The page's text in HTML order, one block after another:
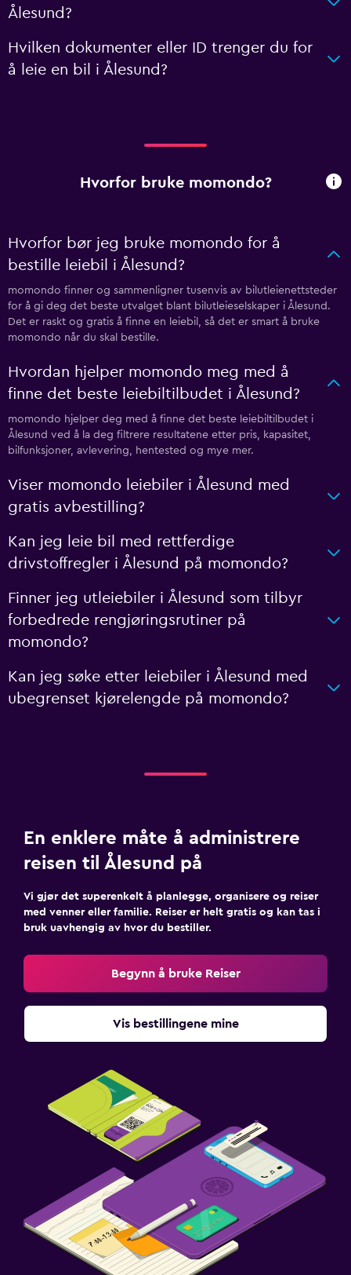
Ålesund?
Hvilken dokumenter eller ID trenger du for
å leie en bil i Ålesund?
Hvorfor bruke momondo?
Hvorfor bør jeg bruke momondo for å
bestille leiebil i Ålesund?
momondo finner og sammenligner tusenvis av bilutleienettsteder
for å gi deg det beste utvalget blant bilutleieselskaper i Ålesund.
Det er raskt og gratis å finne en leiebil, så det er smart å bruke
momondo når du skal bestille.
Hvordan hjelper momondo meg med å
finne det beste leiebiltilbudet i Ålesund?
momondo hjelper deg med å finne det beste leiebiltilbudet i
Ålesund ved å la deg filtrere resultatene etter pris, kapasitet,
bilfunksjoner, avlevering, hentested og mye mer.
Viser momondo leiebiler i Ålesund med
gratis avbestilling?
Kan jeg leie bil med rettferdige
drivstoffregler i Ålesund på momondo?
Finner jeg utleiebiler i Ålesund som tilbyr
forbedrede rengjøringsrutiner på
momondo?
Kan jeg søke etter leiebiler i Ålesund med
ubegrenset kjørelengde på momondo?
En enklere måte å administrere
reisen til Ålesund på
Vi gjør det superenkelt å planlegge, organisere og reiser
med venner eller familie. Reiser er helt gratis og kan tas i
bruk uavhengig av hvor du bestiller.
Begynn å bruke Reiser
Vis bestillingene mine